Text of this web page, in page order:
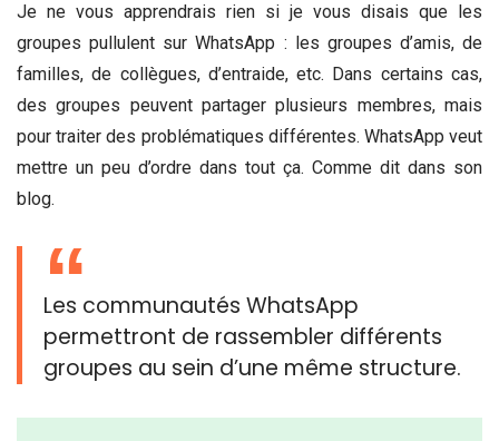
Je ne vous apprendrais rien si je vous disais que les
groupes pullulent sur WhatsApp : les groupes d’amis, de
familles, de collègues, d’entraide, etc. Dans certains cas,
des groupes peuvent partager plusieurs membres, mais
pour traiter des problématiques différentes. WhatsApp veut
mettre un peu d’ordre dans tout ça. Comme dit dans son
blog.
Les communautés WhatsApp
permettront de rassembler différents
groupes au sein d’une même structure.